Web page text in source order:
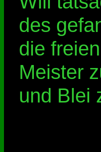
des
die
Meister
und Blei